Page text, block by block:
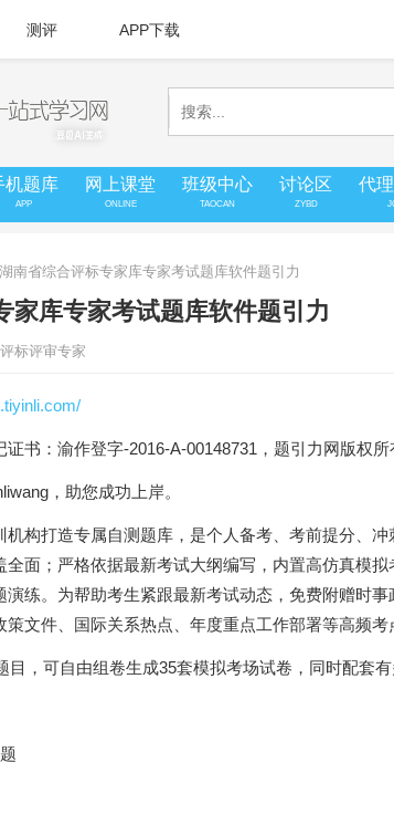
测评 APP下载
机题库
APP
网上课堂
ONLINE
班级中心
TAOCAN
讨论区
ZYBD
代
南省综合评标专家库专家考试题库软件题引力
家库专家考试题库软件题引力
标评审专家
书：渝作登字-2016-A-00148731，题引力网版权所
，助您成功上岸。
构打造专属自测题库，是个人备考、考前提分、
面；严格依据最新考试大纲编写，内置高仿真模拟
练。为帮助考生紧跟最新考试动态，免费附赠时
文件、国际关系热点、年度重点工作部署等高频考
目，可自由组卷生成35套模拟考场试卷，同时配套